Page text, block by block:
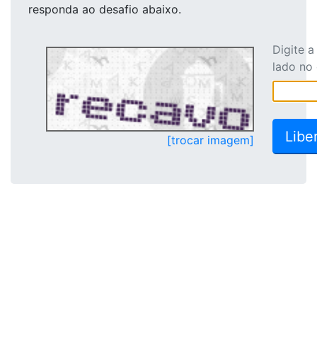
responda ao desafio abaixo.
[trocar imagem]
Digite
lado no